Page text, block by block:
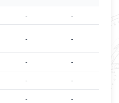
- -
- -
- -
- -
- -